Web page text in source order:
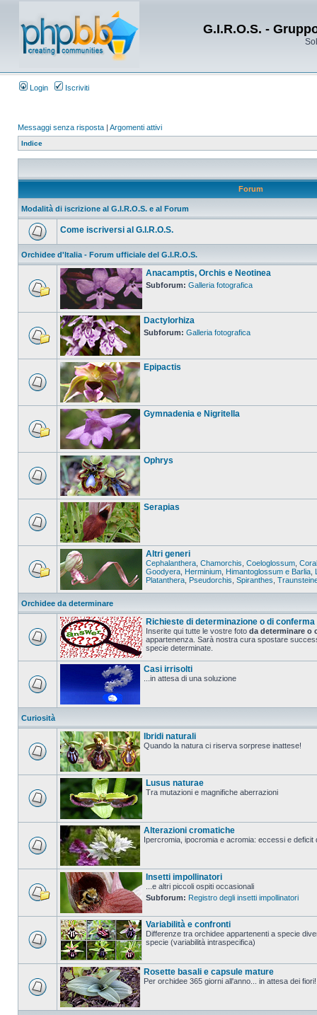
G.I.R.O.S. -
Login Iscriviti
Messaggi senza risposta | Argomenti attivi
Indice
Forum
Modalità di iscrizione al G.I.R.O.S. e al Forum
Come iscriversi al G.I.R.O.S.
Orchidee d'Italia - Forum ufficiale del G.I.R.O.S.
Anacamptis, Orchis e Neotinea
Subforum: Galleria fotografica
Dactylorhiza
Subforum: Galleria fotografica
Epipactis
Gymnadenia e Nigritella
Ophrys
Serapias
Altri generi
Cephalanthera Chamorchis Coeloglossum
Goodyera Herminium Himantoglossum e Barlia
Platanthera Pseudorchis Spiranthes
Orchidee da determinare
Richieste di determinazione o di conferma
Inserite qui tutte le vostre foto da determinare o
appartenenza. Sarà nostra cura spostare
specie determinate.
Casi irrisolti
...in attesa di una soluzione
Curiosità
Ibridi naturali
Quando la natura ci riserva sorprese inattese!
Lusus naturae
Tra mutazioni e magnifiche aberrazioni
Alterazioni cromatiche
Ipercromia, ipocromia e acromia: eccessi e deficit
Insetti impollinatori
...e altri piccoli ospiti occasionali
Subforum: Registro degli insetti impollinatori
Variabilità e confronti
Differenze tra orchidee appartenenti a specie
specie (variabilità intraspecifica)
Rosette basali e capsule mature
Per orchidee 365 giorni all'anno... in attesa dei fiori!